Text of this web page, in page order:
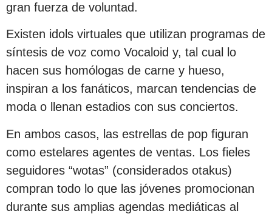
gran fuerza de voluntad.
Existen idols virtuales que utilizan programas de
síntesis de voz como Vocaloid y, tal cual lo
hacen sus homólogas de carne y hueso,
inspiran a los fanáticos, marcan tendencias de
moda o llenan estadios con sus conciertos.
En ambos casos, las estrellas de pop figuran
como estelares agentes de ventas. Los fieles
seguidores “wotas” (considerados otakus)
compran todo lo que las jóvenes promocionan
durante sus amplias agendas mediáticas al